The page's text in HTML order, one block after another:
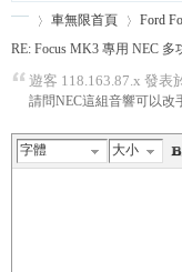
車無限首頁 Ford
RE: Focus MK3 專用 NEC
遊客 118.163.87.x 發表
請問NEC這組音響可以改
字體 大小